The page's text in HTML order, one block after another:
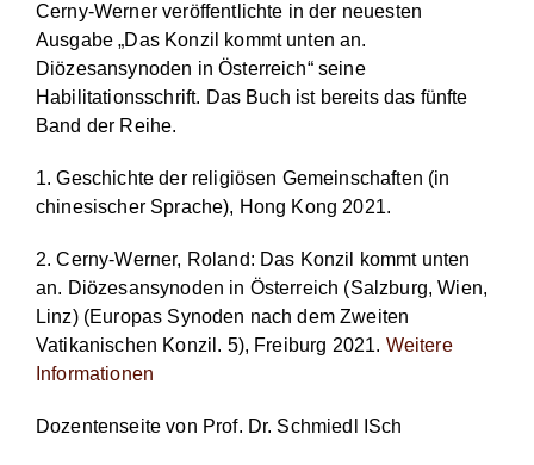
Cerny-Werner veröffentlichte in der neuesten
Ausgabe „Das Konzil kommt unten an.
Diözesansynoden in Österreich“ seine
Habilitationsschrift. Das Buch ist bereits das fünfte
Band der Reihe.
1. Geschichte der religiösen Gemeinschaften (in
chinesischer Sprache), Hong Kong 2021.
2. Cerny-Werner, Roland: Das Konzil kommt unten
an. Diözesansynoden in Österreich (Salzburg, Wien,
Linz) (Europas Synoden nach dem Zweiten
Vatikanischen Konzil. 5), Freiburg 2021. Weitere
Informationen
Dozentenseite von Prof. Dr. Schmiedl ISch